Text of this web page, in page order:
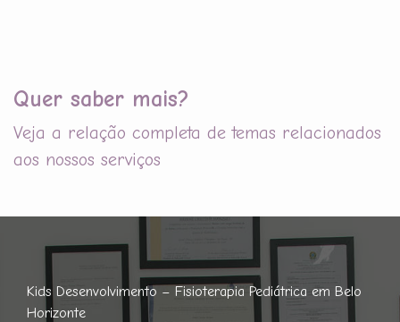
Quer saber mais?
Veja a relação completa de temas relacionados
aos nossos serviços
Kids Desenvolvimento – Fisioterapia Pediátrica em Belo
Horizonte